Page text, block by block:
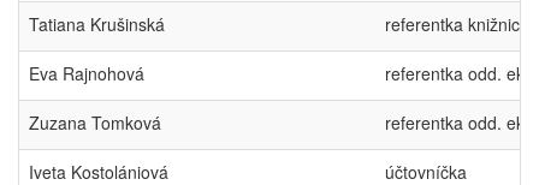
Tatiana Krušinská referentka knižnice
Eva Rajnohová referentka odd.
Zuzana Tomková referentka odd.
Iveta Kostolániová účtovníčka